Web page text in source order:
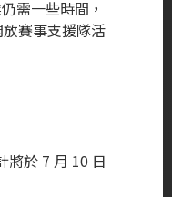
需一些時間，
賽事支援隊活
將於 7 月 10 日